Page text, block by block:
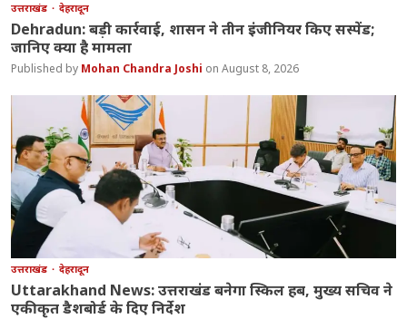
उत्तराखंड देहरादून
Dehradun: बड़ी कार्रवाई, शासन ने तीन इंजीनियर किए सस्पेंड;
जानिए क्या है मामला
Mohan Chandra Joshi August 8, 2026
उत्तराखंड देहरादून
Uttarakhand News: उत्तराखंड बनेगा स्किल हब, मुख्य सचिव ने
एकीकृत डैशबोर्ड के दिए निर्देश